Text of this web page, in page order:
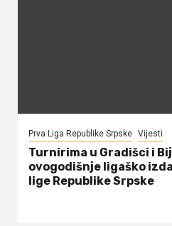
Prva Liga Republike Srpske Vijesti
Turnirima u Gradišci i
ovogodišnje ligaško
lige Republike Srpske